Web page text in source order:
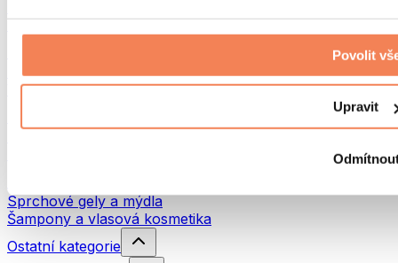
Povolit
Upravit
Turistika
Red Light Therapy
Vodní filtry a konvice
Sprchové gely a mýdla
Šampony a vlasová kosmetika
Ostatní kategorie